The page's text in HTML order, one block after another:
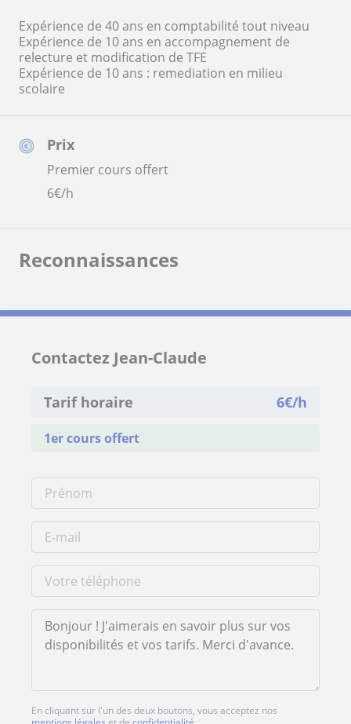
Prix
Premier cours offert
6€/h
Expérience de 40 ans en comptabilité tout niveau
Expérience de 10 ans en accompagnement de
relecture et modification de TFE
Expérience de 10 ans : remediation en milieu
scolaire
Reconnaissances
Contactez Jean-Claude
Tarif horaire 6€/h
1er cours offert
En cliquant sur l'un des deux boutons, vous acceptez nos